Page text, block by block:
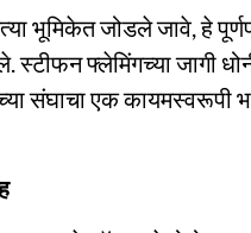
भूमिकेत जोडले जावे, हे
फ्लेमिंगच्या जागी
संघाचा एक कायमस्वरूपी